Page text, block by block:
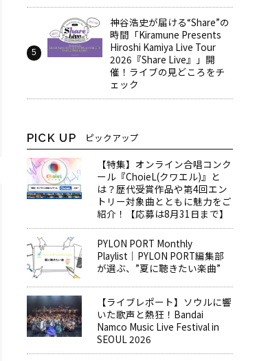
神谷浩史が届ける“Share”の
時間――「Kiramune Presents
Hiroshi Kamiya Live Tour
2026『Share Live』」開
催！ライブの見どころをチ
ェック
PICK UP ピックアップ
【特集】オンライン合唱コンク
ール『ChoieL(クワエル)』と
は？歴代受賞作品や第4回エン
トリー対象曲とともに魅力をご
紹介！【応募は8月31日まで】
PYLON PORT Monthly
Playlist│PYLON PORT編集部
が選ぶ、”夏に聴きたい楽曲”
【ライブレポート】ソウルに響
いた歌声と熱狂！Bandai
Namco Music Live Festival in
SEOUL 2026